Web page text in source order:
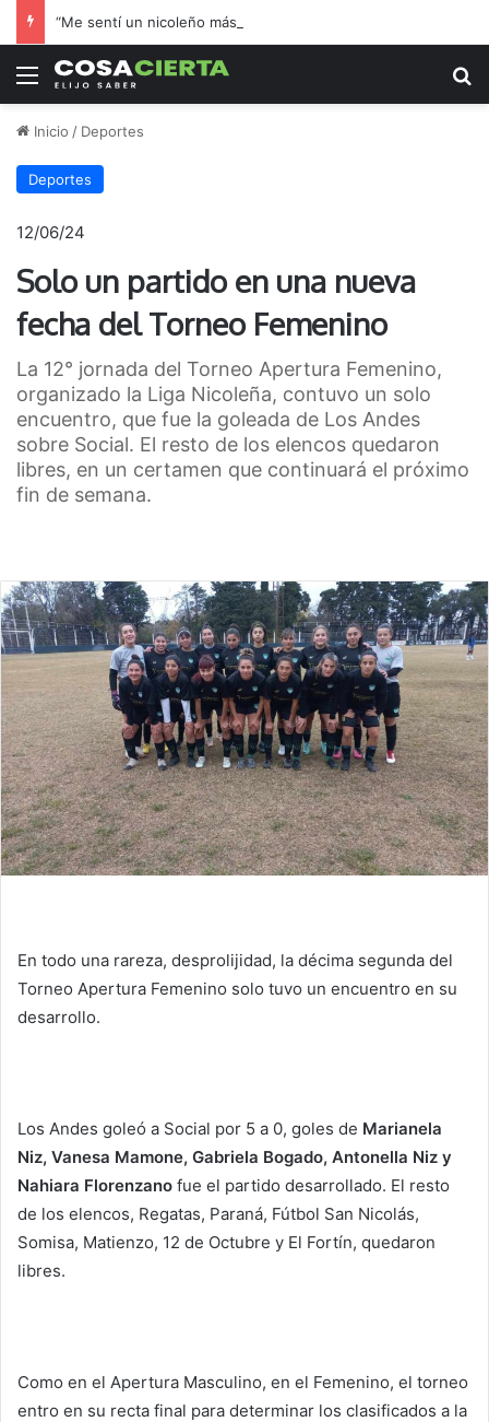
Menú
Inicio / Deportes
Deportes
12/06/24
Solo un partido en una nueva
fecha del Torneo Femenino
La 12° jornada del Torneo Apertura Femenino,
organizado la Liga Nicoleña, contuvo un solo
encuentro, que fue la goleada de Los Andes
sobre Social. El resto de los elencos quedaron
libres, en un certamen que continuará el próximo
fin de semana.
En todo una rareza, desprolijidad, la décima segunda del
Torneo Apertura Femenino solo tuvo un encuentro en su
desarrollo.
Los Andes goleó a Social por 5 a 0, goles de Marianela
Niz, Vanesa Mamone, Gabriela Bogado, Antonella Niz y
Nahiara Florenzano fue el partido desarrollado. El resto
de los elencos, Regatas, Paraná, Fútbol San Nicolás,
Somisa, Matienzo, 12 de Octubre y El Fortín, quedaron
libres.
Como en el Apertura Masculino, en el Femenino, el torneo
entro en su recta final para determinar los clasificados a la